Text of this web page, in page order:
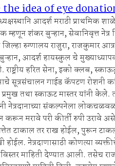
idea of ​​eye
आदर्श मराठी प्राथमिक
म्हणून शंकर बुऱ्हान, सेवानिवृत्त
रुग्णालय राजुरा, राजकुमार
आदर्श हायस्कुल चे
राष्ट्रीय हरित सेना, इको क्लब,
सूत्रसंचालन गाईड कॅपटण रोशनी
प्रमुख तथा स्काऊट मास्तर यांनी
नेत्रदानाच्या संकल्पनेला लोकचळवळ
करून मरावे परी कीर्ती रुपी उरावे
टाकाल तर राख होईल, पुरून
होईल. नेत्रदाणासाठी कोणत्या
माहिती देण्यात आली. तसेच